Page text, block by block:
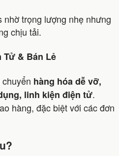
nhờ trọng lượng nhẹ nhưng
chịu tải.
& Bán Lẻ
hàng hóa dễ vỡ,
linh kiện điện tử.
hàng, đặc biệt với các đơn